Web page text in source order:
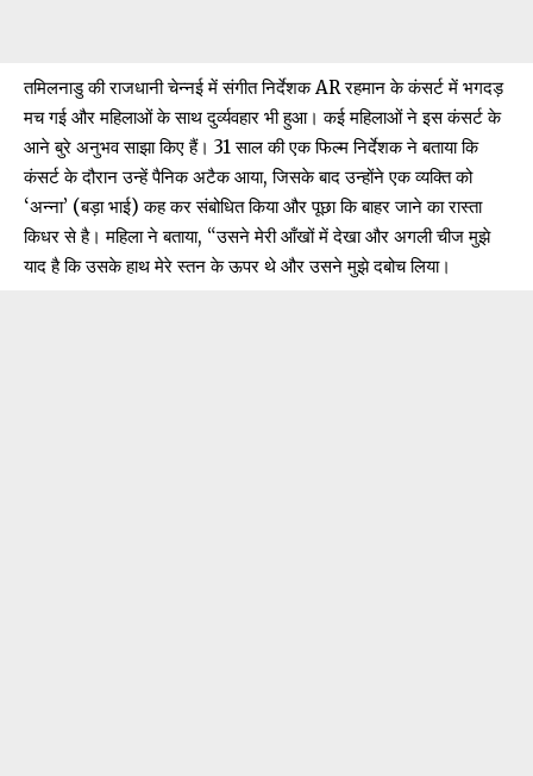
तमिलनाडु की राजधानी चेन्नई में संगीत निर्देशक AR रहमान के कंसर्ट में भगदड़
मच गई और महिलाओं के साथ दुर्व्यवहार भी हुआ। कई महिलाओं ने इस कंसर्ट के
आने बुरे अनुभव साझा किए हैं। 31 साल की एक फिल्म निर्देशक ने बताया कि
कंसर्ट के दौरान उन्हें पैनिक अटैक आया, जिसके बाद उन्होंने एक व्यक्ति को
‘अन्ना’ (बड़ा भाई) कह कर संबोधित किया और पूछा कि बाहर जाने का रास्ता
किधर से है। महिला ने बताया, “उसने मेरी आँखों में देखा और अगली चीज मुझे
याद है कि उसके हाथ मेरे स्तन के ऊपर थे और उसने मुझे दबोच लिया।